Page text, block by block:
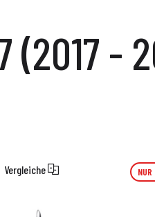
(2017 -
Vergleiche NUR